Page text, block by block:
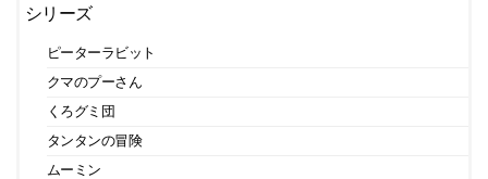
シリーズ
ピーターラビット
クマのプーさん
くろグミ団
タンタンの冒険
ムーミン